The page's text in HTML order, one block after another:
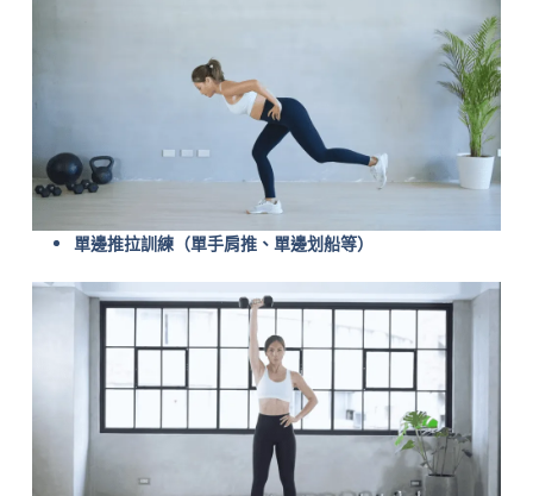
單邊推拉訓練（單手肩推、單邊划船等）